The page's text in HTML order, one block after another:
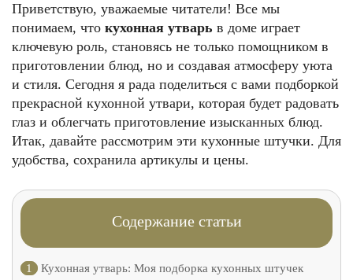
Приветствую, уважаемые читатели! Все мы
понимаем, что кухонная утварь в доме играет
ключевую роль, становясь не только помощником в
приготовлении блюд, но и создавая атмосферу уюта
и стиля. Сегодня я рада поделиться с вами подборкой
прекрасной кухонной утвари, которая будет радовать
глаз и облегчать приготовление изысканных блюд.
Итак, давайте рассмотрим эти кухонные штучки. Для
удобства, сохранила артикулы и цены.
Содержание статьи
1
Кухонная утварь: Моя подборка кухонных штучек